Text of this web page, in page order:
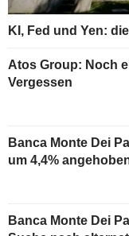
KI, Fed und Yen:
Atos Group: Noch
Vergessen
Banca Monte Dei
um 4,4%
Banca Monte Dei